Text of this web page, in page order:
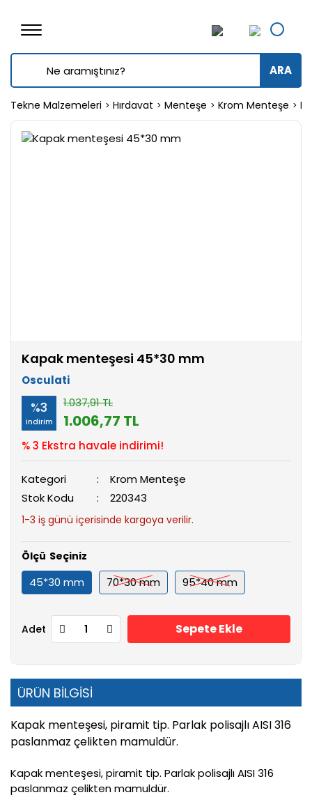
ARA
Tekne Malzemeleri Hırdavat Menteşe Krom Menteşe
Kapak menteşesi 45*30 mm
Osculati
%3
indirim
1.037,91 TL
1.006,77 TL
% 3 Ekstra havale indirimi!
Kategori
Krom Menteşe
Stok Kodu
220343
1-3 iş günü içerisinde kargoya verilir.
Ölçü
45*30 mm 70*30 mm 95*40 mm
Adet Sepete Ekle
ÜRÜN BİLGİSİ
Kapak menteşesi, piramit tip. Parlak polisajlı AISI 316
paslanmaz çelikten mamuldür.
Kapak menteşesi, piramit tip. Parlak polisajlı AISI 316
paslanmaz çelikten mamuldür.